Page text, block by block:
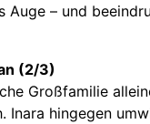
Auge – und
(2/3)
Großfamilie
Inara hingegen